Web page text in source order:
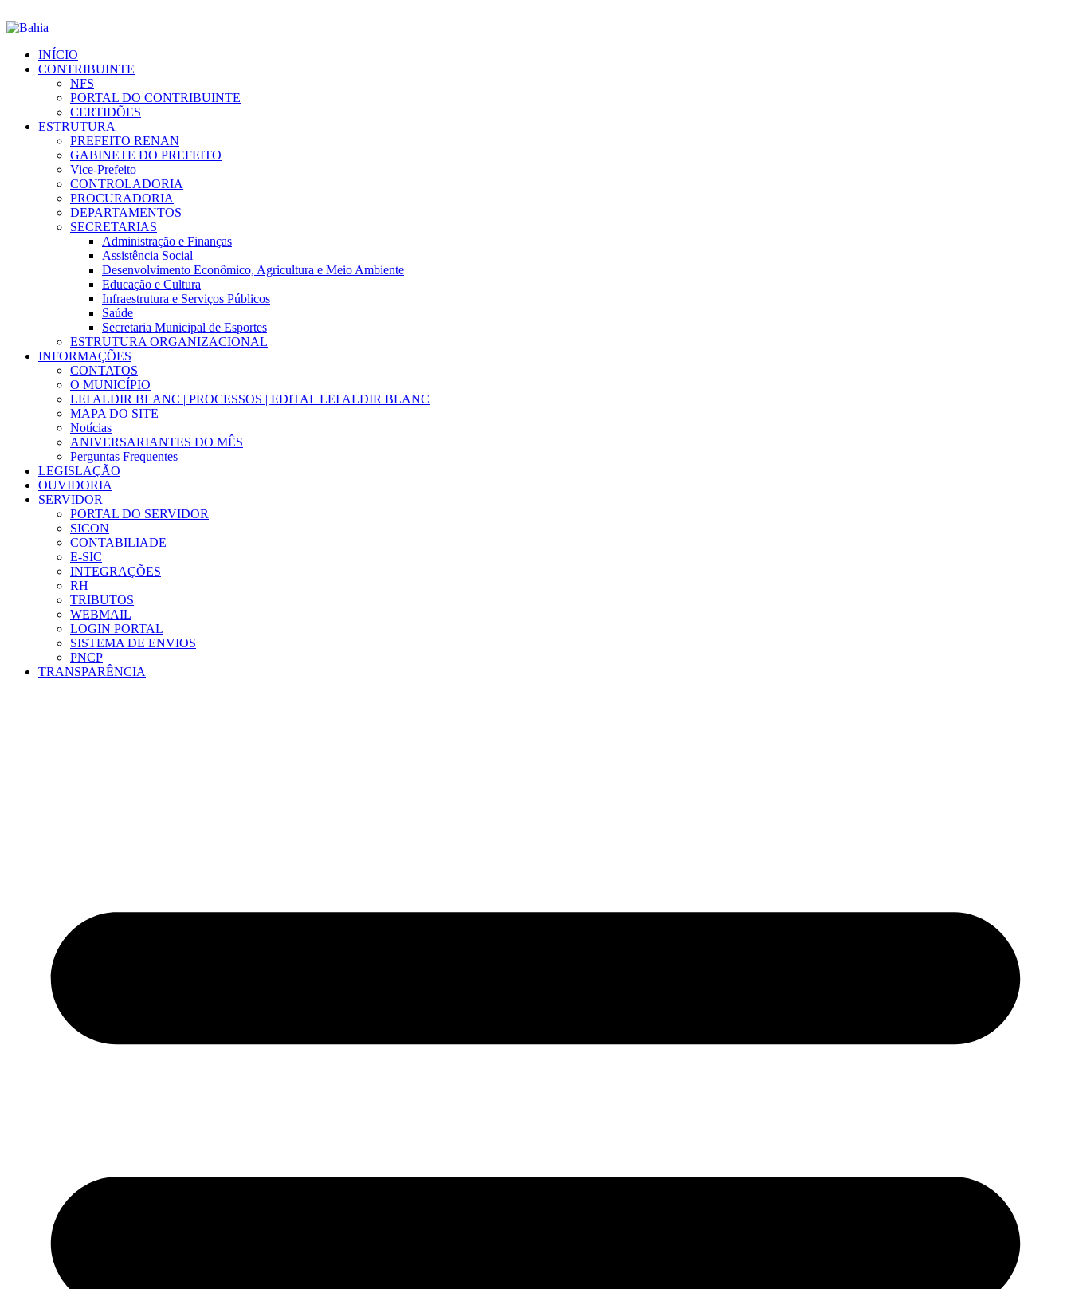
INÍCIO
CONTRIBUINTE
NFS
PORTAL DO CONTRIBUINTE
CERTIDÕES
ESTRUTURA
PREFEITO RENAN
GABINETE DO PREFEITO
Vice-Prefeito
CONTROLADORIA
PROCURADORIA
DEPARTAMENTOS
SECRETARIAS
Administração e Finanças
Assistência Social
Desenvolvimento Econômico, Agricultura e Meio Ambiente
Educação e Cultura
Infraestrutura e Serviços Públicos
Saúde
Secretaria Municipal de Esportes
ESTRUTURA ORGANIZACIONAL
INFORMAÇÕES
CONTATOS
O MUNICÍPIO
LEI ALDIR BLANC | PROCESSOS | EDITAL LEI ALDIR BLANC
MAPA DO SITE
Notícias
ANIVERSARIANTES DO MÊS
Perguntas Frequentes
LEGISLAÇÃO
OUVIDORIA
SERVIDOR
PORTAL DO SERVIDOR
SICON
CONTABILIADE
E-SIC
INTEGRAÇÕES
RH
TRIBUTOS
WEBMAIL
LOGIN PORTAL
SISTEMA DE ENVIOS
PNCP
TRANSPARÊNCIA